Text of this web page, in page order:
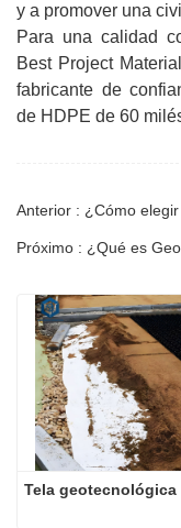
y a promover una
Para una calidad
Best Project
fabricante de
de HDPE de 60
Próximo : ¿Qué es
Tela geotecnológica